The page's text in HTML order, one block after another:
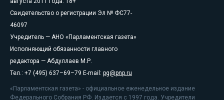
Свидетельство о регистрации Эл № ФС77-
46097
Учредитель — АНО «Парламентская газета»
Исполняющий обязанности главного
редактора — Абдуллаев М.Р.
Тел.: +7 (495) 637–69–79 E-mail: pg@pnp.ru
«Парламентская газета» - официальное еженедельное издание
Федерального Собрания РФ. Издается с 1997 года. Учредители